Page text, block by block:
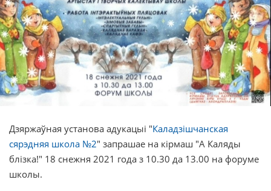
Дзяржаўная установа адукацыі "Каладзішчанская
сярэдняя школа №2" запрашае на кірмаш "А Каляды
блізка!" 18 снежня 2021 года з 10.30 да 13.00 на форуме
школы.